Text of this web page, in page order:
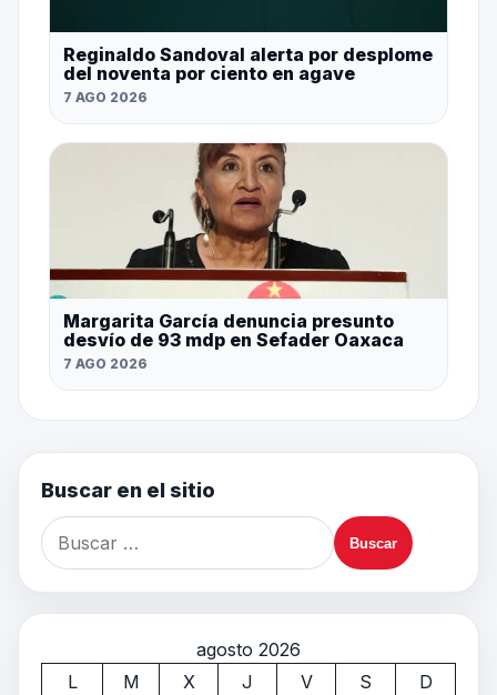
Reginaldo Sandoval alerta por desplome
del noventa por ciento en agave
7 AGO 2026
Margarita García denuncia presunto
desvío de 93 mdp en Sefader Oaxaca
7 AGO 2026
Buscar en el sitio
agosto 2026
L
M X J V S
D